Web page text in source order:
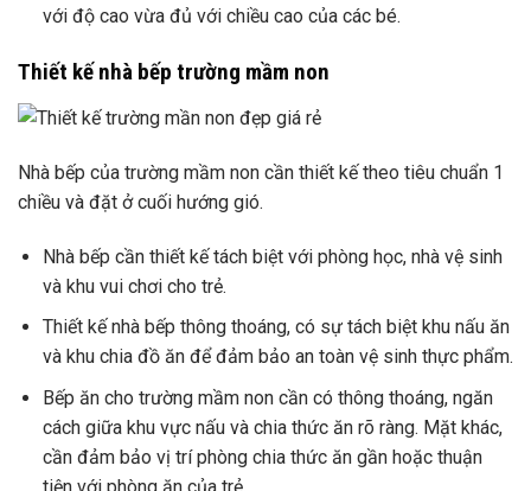
với độ cao vừa đủ với chiều cao của các bé.
Thiết kế nhà bếp trường mầm non
Nhà bếp của trường mầm non cần thiết kế theo tiêu chuẩn 1
chiều và đặt ở cuối hướng gió.
Nhà bếp cần thiết kế tách biệt với phòng học, nhà vệ sinh
và khu vui chơi cho trẻ.
Thiết kế nhà bếp thông thoáng, có sự tách biệt khu nấu ăn
và khu chia đồ ăn để đảm bảo an toàn vệ sinh thực phẩm.
Bếp ăn cho trường mầm non cần có thông thoáng, ngăn
cách giữa khu vực nấu và chia thức ăn rõ ràng. Mặt khác,
cần đảm bảo vị trí phòng chia thức ăn gần hoặc thuận